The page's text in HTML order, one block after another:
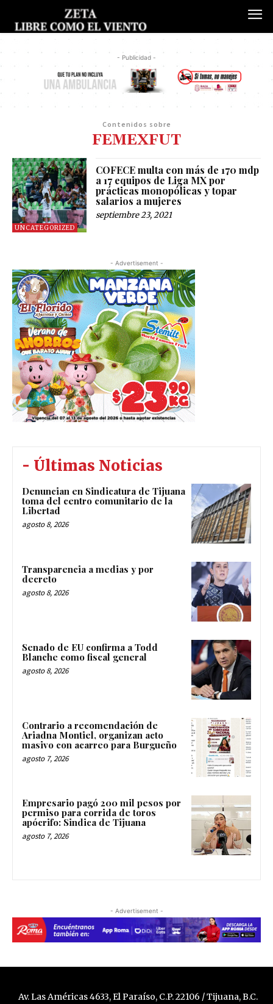
- Publicidad -
Contenidos sobre
FEMEXFUT
UNCATEGORIZED
COFECE multa con más de 170 mdp
a 17 equipos de Liga MX por
prácticas monopólicas y topar
salarios a mujeres
septiembre 23, 2021
- Advertisement -
- Últimas Noticias
Denuncian en Sindicatura de Tijuana
toma del centro comunitario de la
Libertad
agosto 8, 2026
Transparencia a medias y por
decreto
agosto 8, 2026
Senado de EU confirma a Todd
Blanche como fiscal general
agosto 8, 2026
Contrario a recomendación de
Ariadna Montiel, organizan acto
masivo con acarreo para Burgueño
agosto 7, 2026
Empresario pagó 200 mil pesos por
permiso para corrida de toros
apócrifo: Sindica de Tijuana
agosto 7, 2026
- Advertisement -
Av. Las Américas 4633, El Paraíso, C.P. 22106 / Tijuana, B.C.